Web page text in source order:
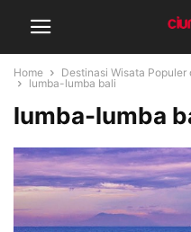
Home
Destinasi Wisata
lumba-lumba bali
lumba-lumba